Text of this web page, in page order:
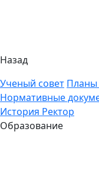
Назад
Ученый совет Планы
Нормативные
История Ректор
Образование